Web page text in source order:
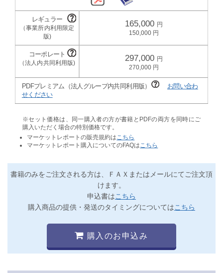
165,000
150,000
297,000
270,000
PDFプレミアム（法人グループ内共同利用版）
お問い合わ
せください
※セット価格は、同一購入者の方が書籍とPDFの両方を同時にご
購入いただく場合の特別価格です。
マーケットレポートの販売規約は こちら
マーケットレポート購入についてのFAQは こちら
書籍のみをご注文される方は、ＦＡＸまたはメールにてご注文頂
けます。
申込書はこちら
購入商品の提供・発送のタイミングについてはこちら
購入のお申込み